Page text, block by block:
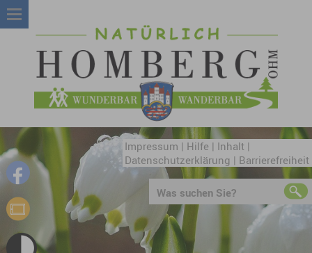
Impressum | Hilfe | Inhalt|
Datenschutzerklärung | Barrierefreiheit
Was suchen Sie?